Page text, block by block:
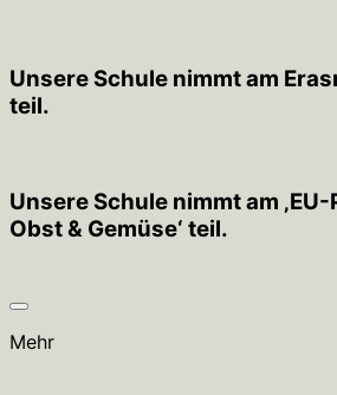
Unsere Schule nimmt am
teil.
Unsere Schule nimmt am
Obst & Gemüse‘ teil.
Mehr